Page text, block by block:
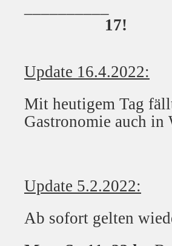
17!
Update 16.4.2022:
Mit heutigem Tag
Gastronomie auch in
Update 5.2.2022:
Ab sofort gelten